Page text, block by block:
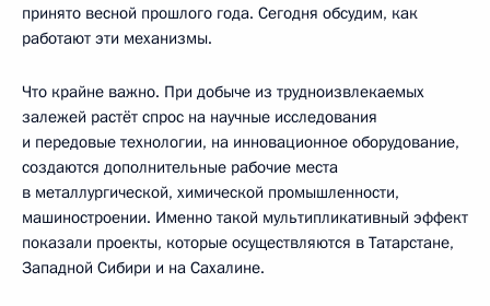
принято весной прошлого года. Сегодня обсудим, как
работают эти механизмы.
Что крайне важно. При добыче из трудноизвлекаемых
залежей растёт спрос на научные исследования
и передовые технологии, на инновационное оборудование,
создаются дополнительные рабочие места
в металлургической, химической промышленности,
машиностроении. Именно такой мультипликативный эффект
показали проекты, которые осуществляются в Татарстане,
Западной Сибири и на Сахалине.